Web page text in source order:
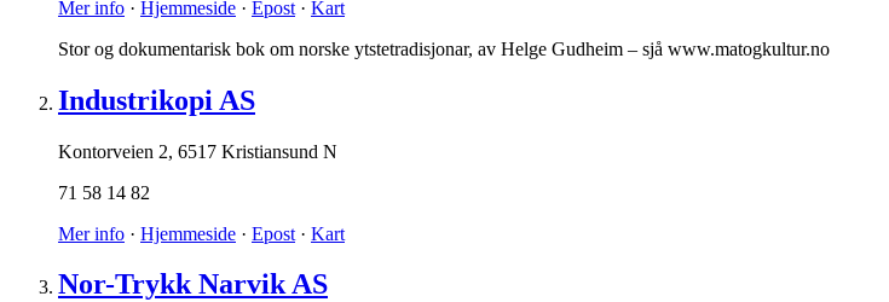
Mer info · Hjemmeside · Epost · Kart
Stor og dokumentarisk bok om norske ytstetradisjonar, av Helge Gudheim – sjå www.matogkultur.no
Industrikopi AS
Kontorveien 2, 6517 Kristiansund N
71 58 14 82
Mer info · Hjemmeside · Epost · Kart
Nor-Trykk Narvik AS